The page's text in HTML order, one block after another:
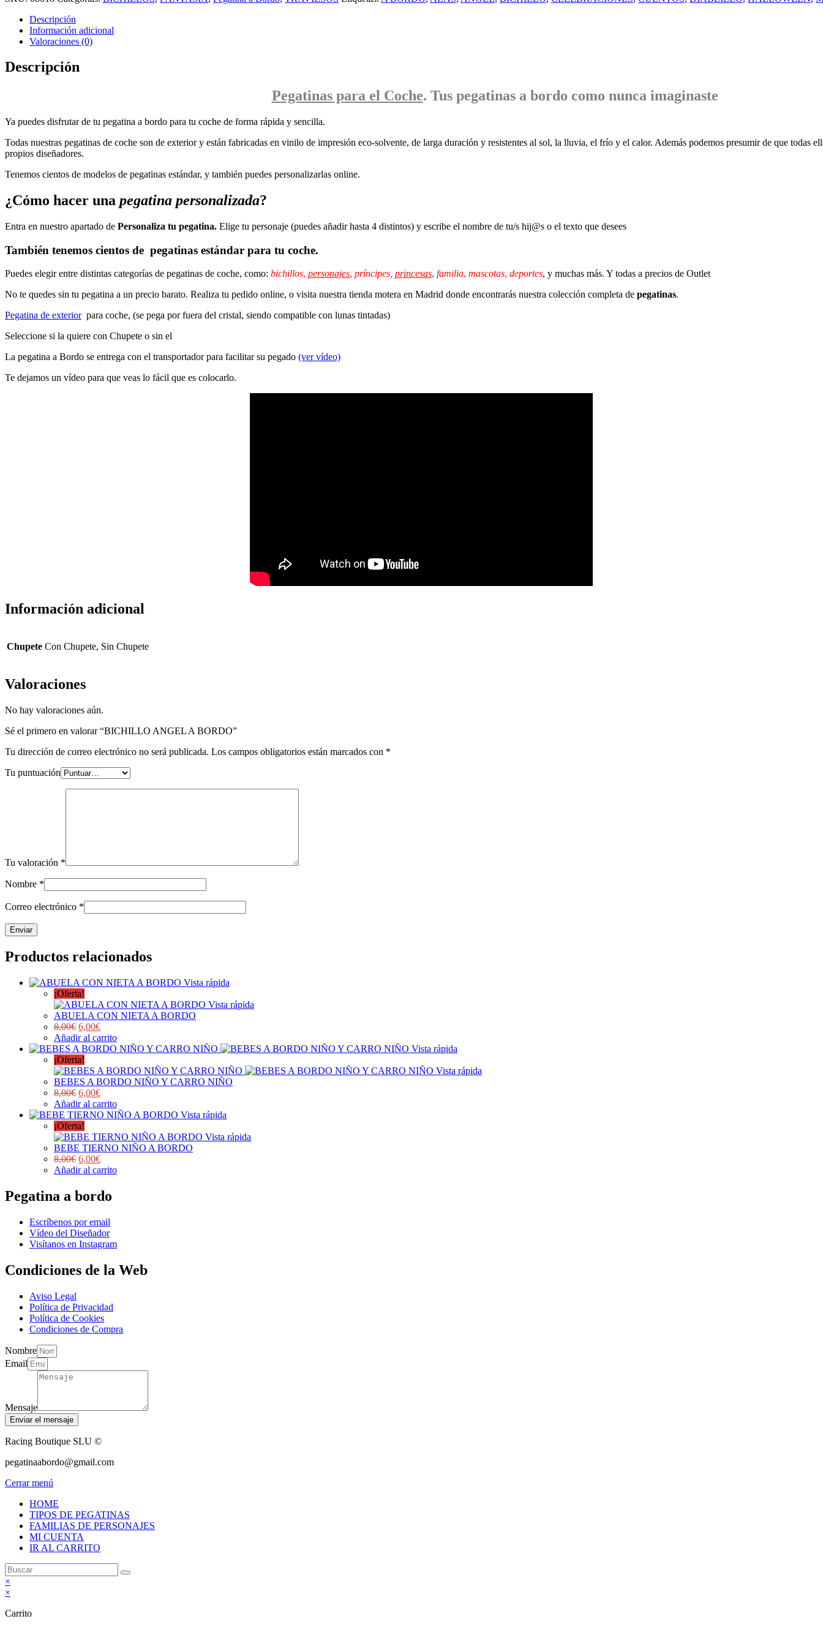
Descripción
Información adicional
Valoraciones (0)
Descripción
Pegatinaspara el Coche. Tus pegatinasa bordo como nunca imaginaste
Ya puedes disfrutar de tu pegatina a bordo para tu coche de forma rápida y sencilla.
Todas nuestras pegatinas de coche son de exterior y están fabricadas en vinilo de impresión eco-solvente, de larga duración y resistentes al sol, la lluvia, el frío y el calor. Además podemos presumir de que todas
propios diseñadores.
Tenemos cientos de modelos de pegatinas estándar, y también puedes personalizarlas online.
¿Cómo hacer una pegatina personalizada?
Entra en nuestro apartado de Personaliza tu pegatina. Elige tu personaje (puedes añadir hasta 4 distintos) y escribe el nombre de tu/s hij@s o el texto que desees
También tenemos cientos de pegatinas estándar para tu coche.
Puedes elegir entre distintas categorías de pegatinas de coche, como: bichillos, personajes, príncipes, princesas, familia, mascotas, deportes, y muchas más. Y todas a precios de Outlet
No te quedes sin tu pegatina a un precio barato. Realiza tu pedido online, o visita nuestra tienda motera en Madrid donde encontrarás nuestra colección completa de pegatinas.
Pegatina de exteriorpara coche, (se pega por fuera del cristal, siendo compatible con lunas tintadas)
Seleccione si la quiere con Chupete o sin el
La pegatina a Bordo se entrega con el transportador para facilitar su pegado (ver vídeo)
Te dejamos un vídeo para que veas lo fácil que es colocarlo.
Información adicional
Chupete Con Chupete, Sin Chupete
Valoraciones
No hay valoraciones aún.
Sé el primero en valorar “BICHILLO ANGEL A BORDO”
Tu dirección de correo electrónico no será publicada. Los campos obligatorios están marcados con *
Tu puntuación
Tu valoración *
Nombre *
Correo electrónico *
Productos relacionados
Vista rápida
¡Oferta!
Vista rápida
ABUELA CON NIETA A BORDO
8,00€ 6,00€
Añadir al carrito
Vista rápida
¡Oferta!
Vista rápida
BEBES A BORDO NIÑO Y CARRO NIÑO
8,00€ 6,00€
Añadir al carrito
Vista rápida
¡Oferta!
Vista rápida
BEBE TIERNO NIÑO A BORDO
8,00€ 6,00€
Añadir al carrito
Pegatina a bordo
Escríbenos por email
Vídeo del Diseñador
Visítanos en Instagram
Condiciones de la Web
Aviso Legal
Política de Privacidad
Política de Cookies
Condiciones de Compra
Nombre
Email
Mensaje
Enviar el mensaje
Racing Boutique SLU ©
pegatinaabordo@gmail.com
Cerrar menú
HOME
TIPOS DE PEGATINAS
FAMILIAS DE PERSONAJES
MI CUENTA
IR AL CARRITO
×
×
Carrito